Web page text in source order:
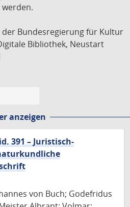
der Bundesregierung für Kultur
Bibliothek, Neustart
anzeigen
391 – Juristisch-
von Buch; Godefridus